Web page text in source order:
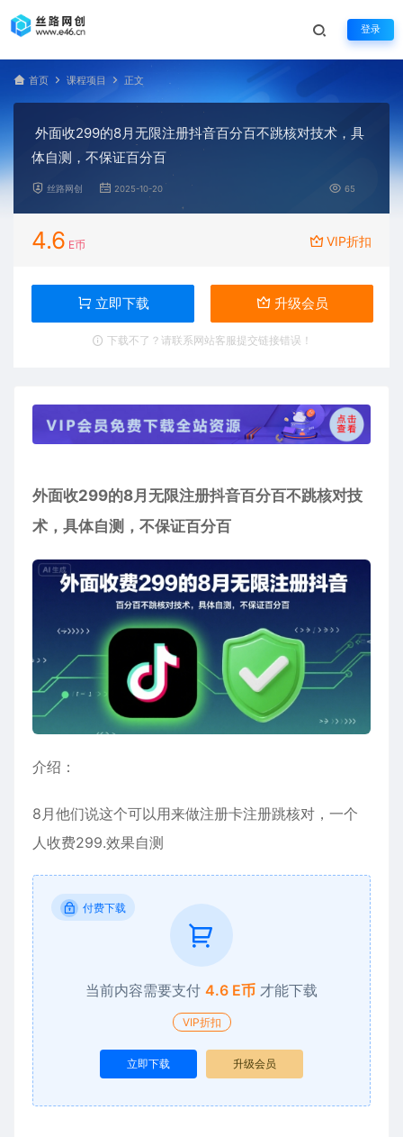
登录
首页 课程项目 正文
外面收299的8月无限注册抖音百分百不跳核对技术，具
体自测，不保证百分百
丝路网创 2025-10-20 65
4.6 E币 VIP折扣
立即下载 升级会员
下载不了？请联系网站客服提交链接错误！
外面收299的8月无限注册抖音百分百不跳核对技
术，具体自测，不保证百分百
介绍：
8月他们说这个可以用来做注册卡注册跳核对，一个
人收费299.效果自测
付费下载
当前内容需要支付 4.6 E币 才能下载
VIP折扣
立即下载 升级会员